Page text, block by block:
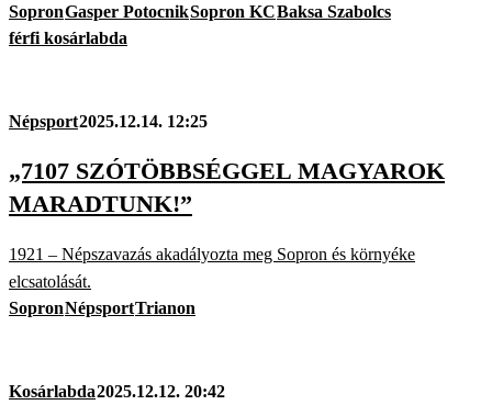
SopronGasper PotocnikSopron KCBaksa Szabolcs
férfi kosárlabda
Népsport2025.12.14. 12:25
„7107 SZÓTÖBBSÉGGEL MAGYAROK
MARADTUNK!”
1921 – Népszavazás akadályozta meg Sopron és környéke
elcsatolását.
SopronNépsportTrianon
Kosárlabda2025.12.12. 20:42